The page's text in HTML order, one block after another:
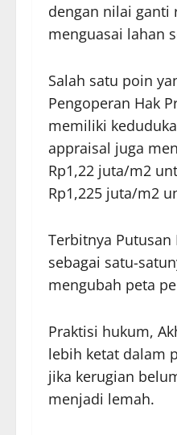
dengan nilai ganti
menguasai lahan
Salah satu poin
Pengoperan Hak
memiliki
appraisal juga
Rp1,22 juta/m2
Rp1,225 juta/m2
Terbitnya Putusan
sebagai satu-
mengubah peta
Praktisi hukum,
lebih ketat dalam
jika kerugian
menjadi lemah.